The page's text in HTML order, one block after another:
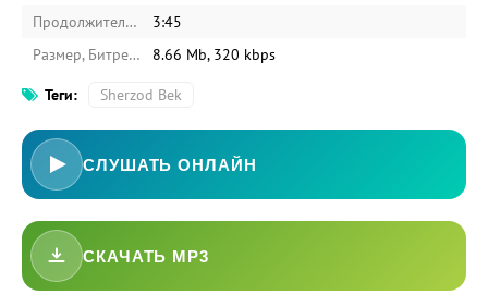
Продолжительность:
3:45
Размер, Битрейт:
8.66 Mb, 320 kbps
Теги: Sherzod Bek
СЛУШАТЬ ОНЛАЙН
СКАЧАТЬ MP3
Bezori
Oshiq edim